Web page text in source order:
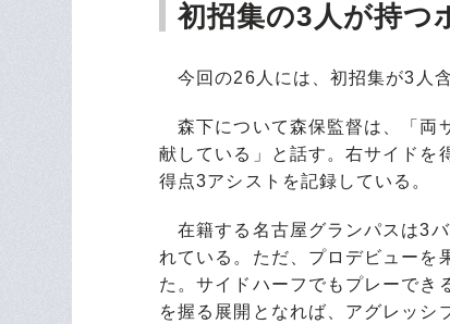
初招集の3人が持つ
今回の26人には、初招集が3人
森下について森保監督は、「両
献している」と話す。右サイドを
得点3アシストを記録している。
在籍する名古屋グランパスは3
れている。ただ、プロデビューを
た。サイドハーフでもプレーでき
を握る展開となれば、アグレッシ